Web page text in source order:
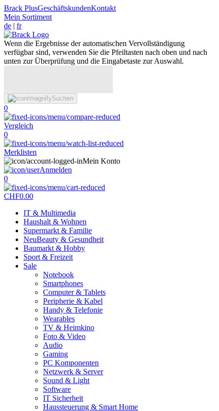
Brack PlusGeschäftskundenKontakt
Mein Sortiment
de | fr
Wenn die Ergebnisse der automatischen Vervollständigung
verfügbar sind, verwenden Sie die Pfeiltasten nach oben und nach
unten zur Überprüfung und die Eingabetaste zur Auswahl.
Suchen
0
Vergleich
0
Merklisten
Mein Konto
Anmelden
0
CHF0.00
IT & Multimedia
Haushalt & Wohnen
Supermarkt & Familie
NeuBeauty & Gesundheit
Baumarkt & Hobby
Sport & Freizeit
Sale
Notebook
Smartphones
Computer & Tablets
Peripherie & Kabel
Handy & Telefonie
Wearables
TV & Heimkino
Foto & Video
Audio
Gaming
PC Komponenten
Netzwerk & Server
Sound & Light
Software
IT Sicherheit
Haussteuerung & Smart Home